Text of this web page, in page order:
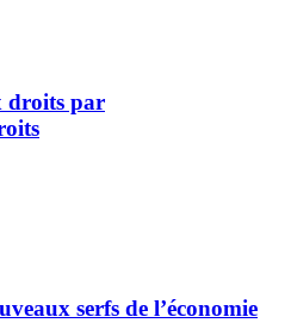
droits par
serfs de l’économie